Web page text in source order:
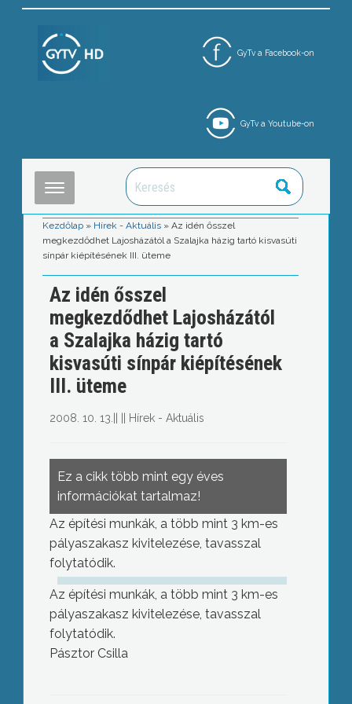
GyTv a Facebook-on
GyTv a Youtube-on
Kezdőlap » Hírek - Aktuális »Az idén ősszel
megkezdődhet Lajosházától a Szalajka házig tartó kisvasúti
sínpár kiépítésének III. üteme
Az idén ősszel
megkezdődhet Lajosházától
a Szalajka házig tartó
kisvasúti sínpár kiépítésének
III. üteme
2008. 10. 13. Hírek - Aktuális
Ez a cikk több mint egy éves
információkat tartalmaz!
Az építési munkák, a több mint 3 km-es
pályaszakasz kivitelezése, tavasszal
folytatódik.
Az építési munkák, a több mint 3 km-es
pályaszakasz kivitelezése, tavasszal
folytatódik.
Pásztor Csilla